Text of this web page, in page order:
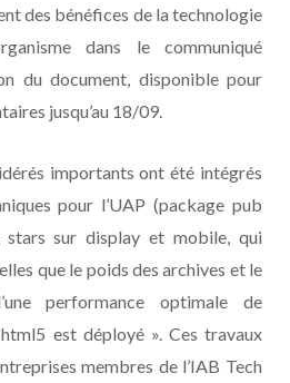
des bénéfices de la technologie
dans le communiqué
du document, disponible pour
jusqu’au 18/09.
importants ont été intégrés
pour l’UAP (package pub
sur display et mobile, qui
que le poids des archives et le
performance optimale de
est déployé ». Ces travaux
membres de l’IAB Tech